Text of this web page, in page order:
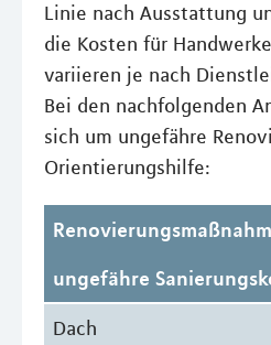
Linie nach Ausstattung
die Kosten für
variieren je nach
Bei den nachfolgenden
sich um ungefähre
Orientierungshilfe:
ungefähre
Dach